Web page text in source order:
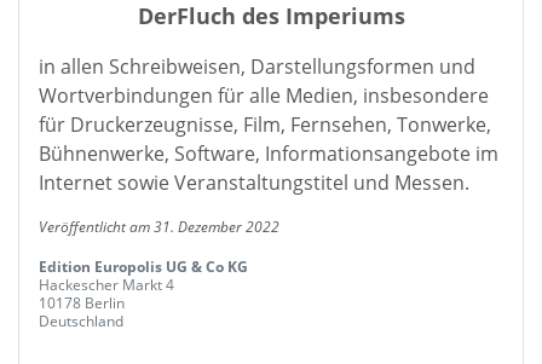
DerFluch des Imperiums
in allen Schreibweisen, Darstellungsformen und
Wortverbindungen für alle Medien, insbesondere
für Druckerzeugnisse, Film, Fernsehen, Tonwerke,
Bühnenwerke, Software, Informationsangebote im
Internet sowie Veranstaltungstitel und Messen.
Veröffentlicht am 31. Dezember 2022
Edition Europolis UG & Co KG
Hackescher Markt 4
10178 Berlin
Deutschland